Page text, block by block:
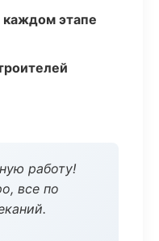
каждом этапе
работу!
все по